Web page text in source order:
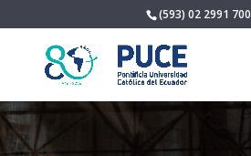
(593) 02 2991 700